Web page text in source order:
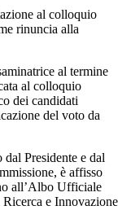
al colloquio
rinuncia alla
al termine
al colloquio
dei candidati
del voto da
Presidente e dal
è affisso
all’Albo Ufficiale
e Innovazione